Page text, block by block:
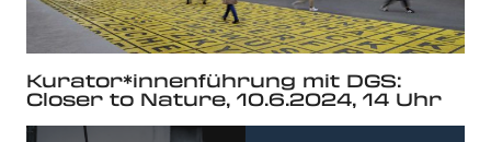
Kurator*innenführung mit DGS:
Closer to Nature, 10.6.2024, 14 Uhr